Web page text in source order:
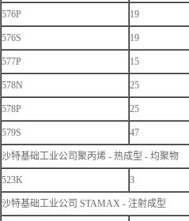
576P 19
576S 19
577P 15
578N 25
578P 25
579S 47
沙特基础工业公司聚丙烯 - 热成型 - 均聚物
523K 3
沙特基础工业公司 STAMAX - 注射成型